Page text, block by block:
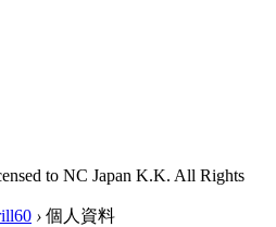
to NC Japan K.K. All Rights
› 個人資料